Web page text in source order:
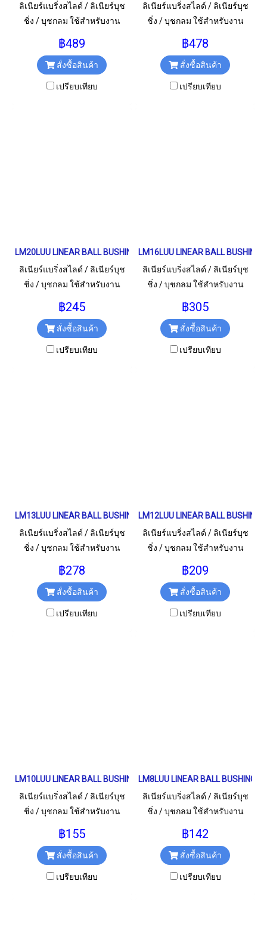
ลิเนียร์แบริ่งสไลด์ / ลิเนียร์บุช
ชิ่ง / บุชกลม ใช้สำหรับงาน
LM30LUU / LM30L / LM30 LUU
ขนาด 30x45x123 มม.
฿489
สั่งซื้อสินค้า
เปรียบเทียบ
ลิเนียร์แบริ่งสไลด์ / ลิเนียร์บุช
ชิ่ง / บุชกลม ใช้สำหรับงาน
LM25LUU / LM25L / LM25 LUU
ขนาด 25x40x112 มม.
฿478
สั่งซื้อสินค้า
เปรียบเทียบ
LM20LUU LINEAR BALL BUSHING LM Type เพลา 20 มม.
ลิเนียร์แบริ่งสไลด์ / ลิเนียร์บุช
ชิ่ง / บุชกลม ใช้สำหรับงาน
LM50LUU / LM20L / LM20 LUU
ขนาด 20x32x80 มม.
฿245
สั่งซื้อสินค้า
เปรียบเทียบ
LM16LUU LINEAR BALL
ลิเนียร์แบริ่งสไลด์ / ลิเนียร์บุช
ชิ่ง / บุชกลม ใช้สำหรับงาน
LM16LUU / LM16L / LM16 LUU
ขนาด 16x28x70 มม.
฿305
สั่งซื้อสินค้า
เปรียบเทียบ
LM13LUU LINEAR BALL BUSHING LM Type เพลา 13 มม.
ลิเนียร์แบริ่งสไลด์ / ลิเนียร์บุช
ชิ่ง / บุชกลม ใช้สำหรับงาน
LM13LUU / LM13L / LM13 LUU
ขนาด 13x23x61 มม.
฿278
สั่งซื้อสินค้า
เปรียบเทียบ
LM12LUU LINEAR BALL
ลิเนียร์แบริ่งสไลด์ / ลิเนียร์บุช
ชิ่ง / บุชกลม ใช้สำหรับงาน
LM12LUU / LM12L / LM12 LUU
ขนาด 12x21x57 มม.
฿209
สั่งซื้อสินค้า
เปรียบเทียบ
LM10LUU LINEAR BALL BUSHING LM Type เพลา 10 มม.
ลิเนียร์แบริ่งสไลด์ / ลิเนียร์บุช
ชิ่ง / บุชกลม ใช้สำหรับงาน
LM10LUU / LM10L / LM10 LUU
ขนาด 10x19x55 มม.
฿155
สั่งซื้อสินค้า
เปรียบเทียบ
LM8LUU LINEAR BALL BUSHING
ลิเนียร์แบริ่งสไลด์ / ลิเนียร์บุช
ชิ่ง / บุชกลม ใช้สำหรับงาน
LM8LUU / LM8L / LM8 LUU
ขนาด 8x15x45 มม.
฿142
สั่งซื้อสินค้า
เปรียบเทียบ